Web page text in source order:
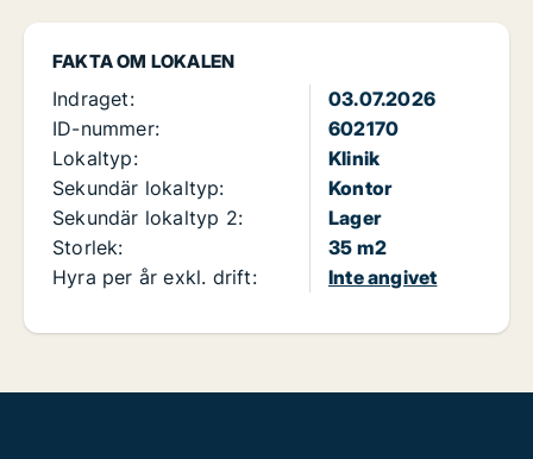
FAKTA OM LOKALEN
Indraget:
03.07.2026
ID-nummer:
602170
Lokaltyp:
Klinik
Sekundär lokaltyp:
Kontor
Sekundär lokaltyp 2:
Lager
Storlek:
35 m2
Hyra per år exkl. drift:
Inte angivet